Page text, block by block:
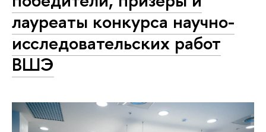
лауреаты конкурса научно-
исследовательских работ
ВШЭ